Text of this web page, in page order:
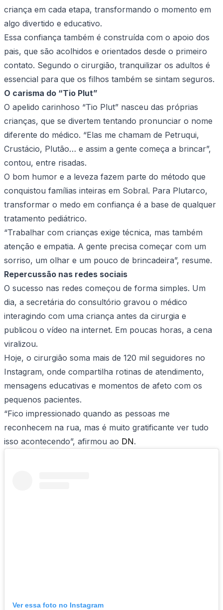
criança em cada etapa, transformando o momento em
algo divertido e educativo.
Essa confiança também é construída com o apoio dos
pais, que são acolhidos e orientados desde o primeiro
contato. Segundo o cirurgião, tranquilizar os adultos é
essencial para que os filhos também se sintam seguros.
O carisma do “Tio Plut”
O apelido carinhoso “Tio Plut” nasceu das próprias
crianças, que se divertem tentando pronunciar o nome
diferente do médico. “Elas me chamam de Petruqui,
Crustácio, Plutão… e assim a gente começa a brincar”,
contou, entre risadas.
O bom humor e a leveza fazem parte do método que
conquistou famílias inteiras em Sobral. Para Plutarco,
transformar o medo em confiança é a base de qualquer
tratamento pediátrico.
“Trabalhar com crianças exige técnica, mas também
atenção e empatia. A gente precisa começar com um
sorriso, um olhar e um pouco de brincadeira”, resume.
Repercussão nas redes sociais
O sucesso nas redes começou de forma simples. Um
dia, a secretária do consultório gravou o médico
interagindo com uma criança antes da cirurgia e
publicou o vídeo na internet. Em poucas horas, a cena
viralizou.
Hoje, o cirurgião soma mais de 120 mil seguidores no
Instagram, onde compartilha rotinas de atendimento,
mensagens educativas e momentos de afeto com os
pequenos pacientes.
“Fico impressionado quando as pessoas me
reconhecem na rua, mas é muito gratificante ver tudo
isso acontecendo”, afirmou ao DN.
Ver essa foto no Instagram